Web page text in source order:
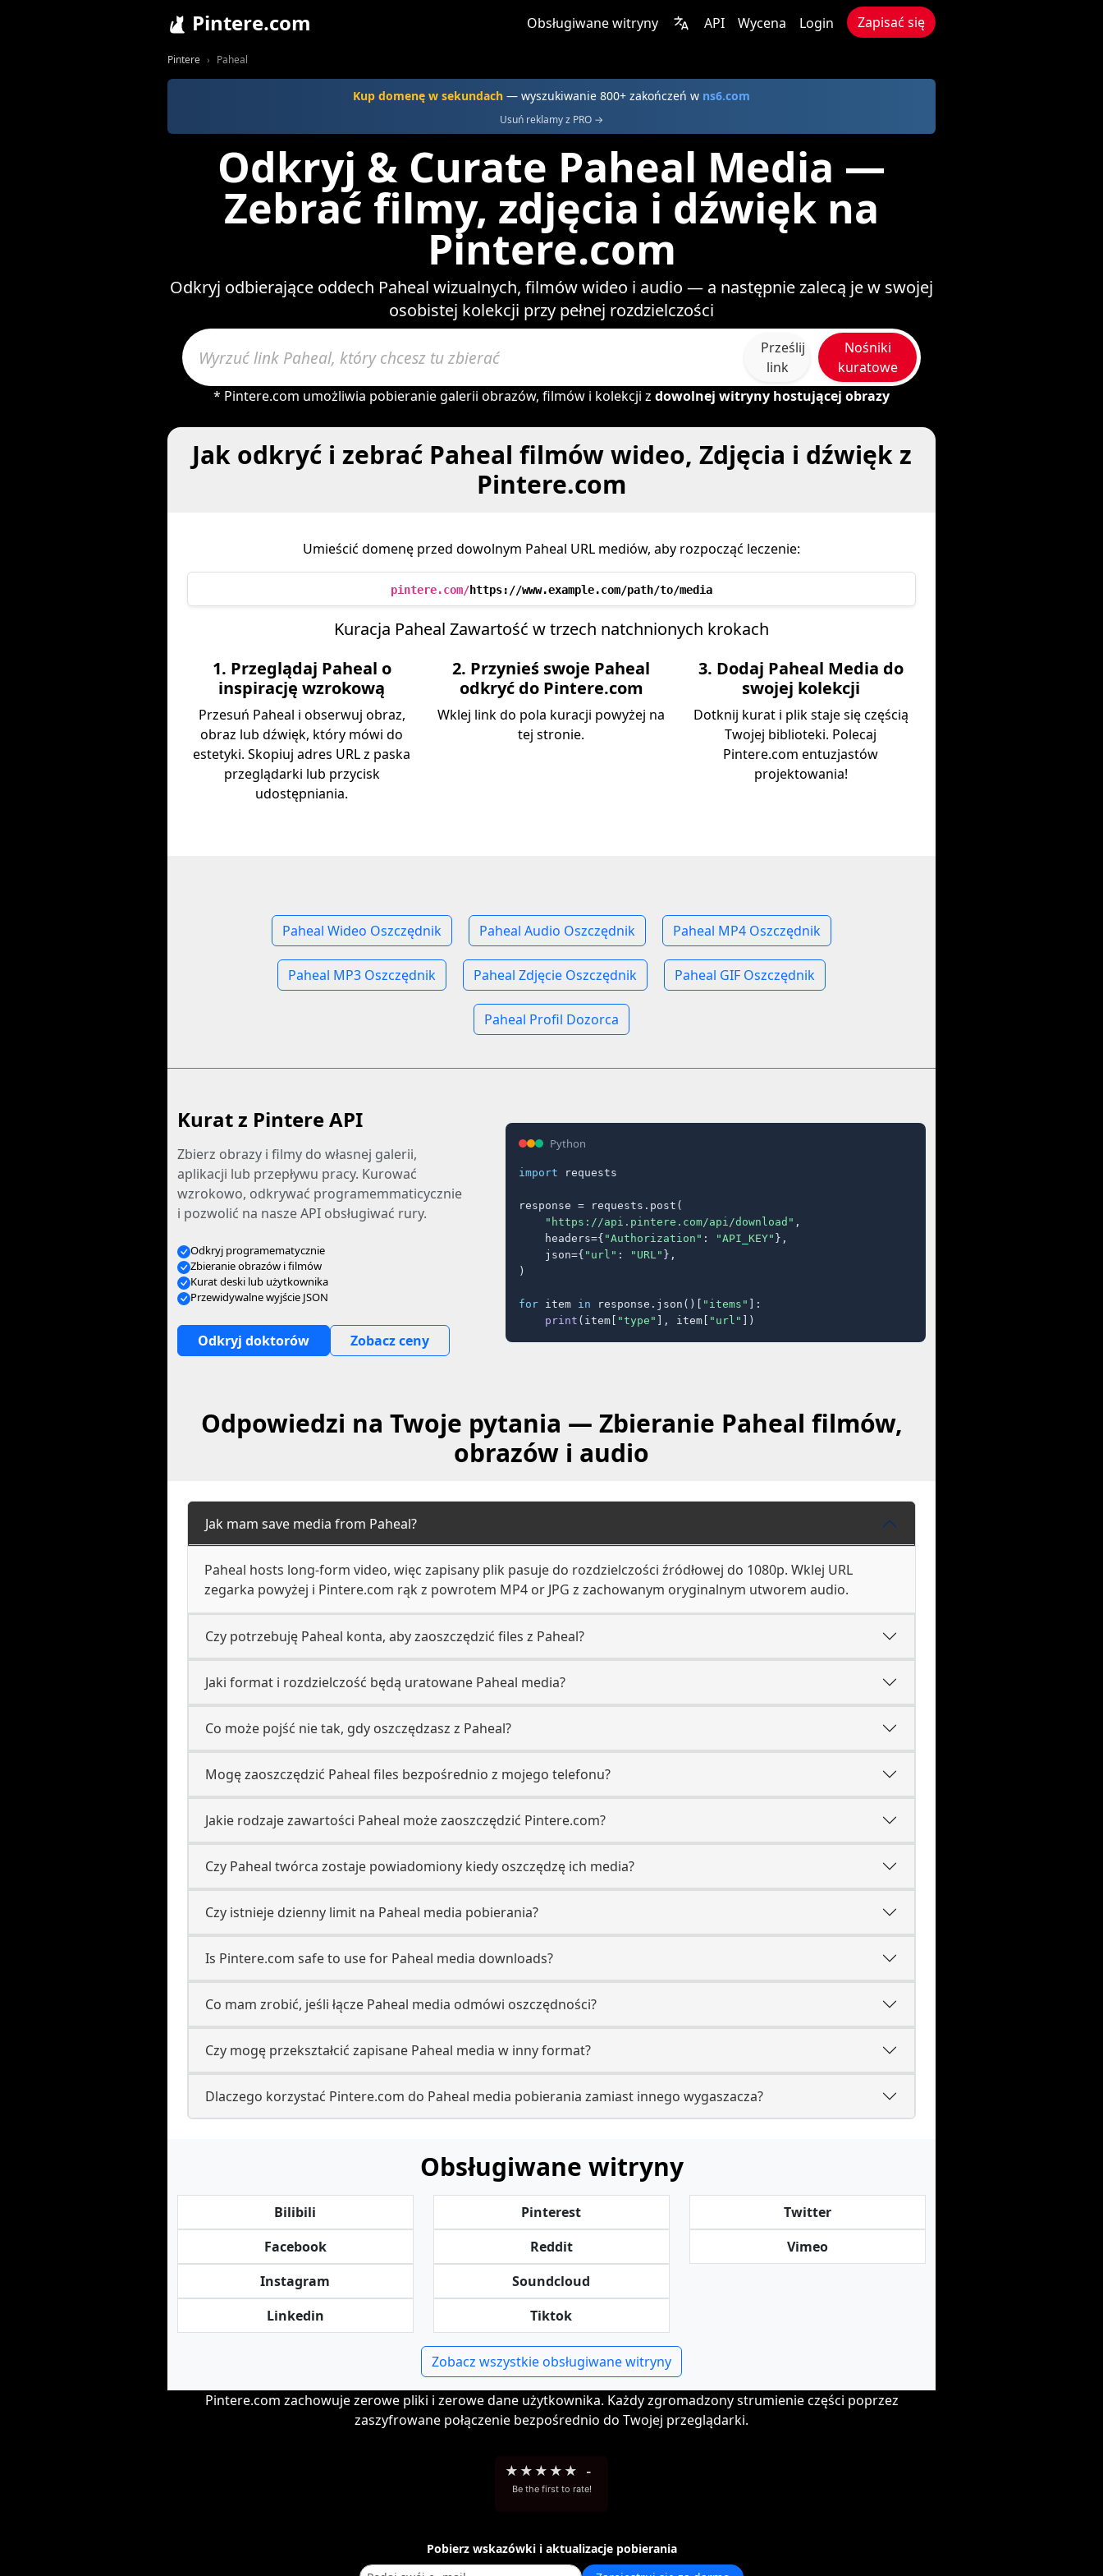
Pintere.com Obsługiwane witryny API Wycena Login Zapisać się
Pintere Paheal
Kup domenę w sekundach — wyszukiwanie 800+ zakończeń w ns6.com
Usuń reklamy z PRO →
Odkryj & Curate Paheal Media —
Zebrać filmy, zdjęcia i dźwięk na
Pintere.com
Odkryj odbierające oddech Paheal wizualnych, filmów wideo i audio — a następnie zalecą je w swojej
osobistej kolekcji przy pełnej rozdzielczości
Prześlij
link
Nośniki
kuratowe
* Pintere.com umożliwia pobieranie galerii obrazów, filmów i kolekcji z dowolnej witryny hostującej obrazy
Jak odkryć i zebrać Paheal filmów wideo, Zdjęcia i dźwięk z
Pintere.com
Umieścić domenę przed dowolnym Paheal URL mediów, aby rozpocząć leczenie:
pintere.com/https://www.example.com/path/to/media
Kuracja Paheal Zawartość w trzech natchnionych krokach
1. Przeglądaj Paheal o
inspirację wzrokową
Przesuń Paheal i obserwuj obraz,
obraz lub dźwięk, który mówi do
estetyki. Skopiuj adres URL z paska
przeglądarki lub przycisk
udostępniania.
2. Przynieś swoje Paheal
odkryć do Pintere.com
Wklej link do pola kuracji powyżej na
tej stronie.
3. Dodaj Paheal Media do
swojej kolekcji
Dotknij kurat i plik staje się częścią
Twojej biblioteki. Polecaj
Pintere.com entuzjastów
projektowania!
Paheal Wideo Oszczędnik Paheal Audio Oszczędnik Paheal MP4 Oszczędnik
Paheal MP3 Oszczędnik Paheal Zdjęcie Oszczędnik Paheal GIF Oszczędnik
Paheal Profil Dozorca
Kurat z Pintere API
Zbierz obrazy i filmy do własnej galerii,
aplikacji lub przepływu pracy. Kurować
wzrokowo, odkrywać programemmaticycznie
i pozwolić na nasze API obsługiwać rury.
Odkryj programematycznie
Zbieranie obrazów i filmów
Kurat deski lub użytkownika
Przewidywalne wyjście JSON
Odkryj doktorów Zobacz ceny
Python
import requests
response = requests.post(
"https://api.pintere.com/api/download" ,
    headers={
"Authorization" : "API_KEY" },
    json={
"url" : "URL" },
)
for item in response.json()[ "items" ]:
print (item[ "type" ], item[ "url" ])
Odpowiedzi na Twoje pytania — Zbieranie Paheal filmów,
obrazów i audio
Jak mam save media from Paheal?
Paheal hosts long-form video, więc zapisany plik pasuje do rozdzielczości źródłowej do 1080p. Wklej URL
zegarka powyżej i Pintere.com rąk z powrotem MP4 or JPG z zachowanym oryginalnym utworem audio.
Czy potrzebuję Paheal konta, aby zaoszczędzić files z Paheal?
Jaki format i rozdzielczość będą uratowane Paheal media?
Co może pojść nie tak, gdy oszczędzasz z Paheal?
Mogę zaoszczędzić Paheal files bezpośrednio z mojego telefonu?
Jakie rodzaje zawartości Paheal może zaoszczędzić Pintere.com?
Czy Paheal twórca zostaje powiadomiony kiedy oszczędzę ich media?
Czy istnieje dzienny limit na Paheal media pobierania?
Is Pintere.com safe to use for Paheal media downloads?
Co mam zrobić, jeśli łącze Paheal media odmówi oszczędności?
Czy mogę przekształcić zapisane Paheal media w inny format?
Dlaczego korzystać Pintere.com do Paheal media pobierania zamiast innego wygaszacza?
Obsługiwane witryny
Bilibili
Facebook
Instagram
Linkedin
Pinterest
Reddit
Soundcloud
Tiktok
Twitter
Vimeo
Zobacz wszystkie obsługiwane witryny
Pintere.com zachowuje zerowe pliki i zerowe dane użytkownika. Każdy zgromadzony strumienie części poprzez
zaszyfrowane połączenie bezpośrednio do Twojej przeglądarki.
★ ★ ★ ★ ★ -
Be the first to rate!
Pobierz wskazówki i aktualizacje pobierania